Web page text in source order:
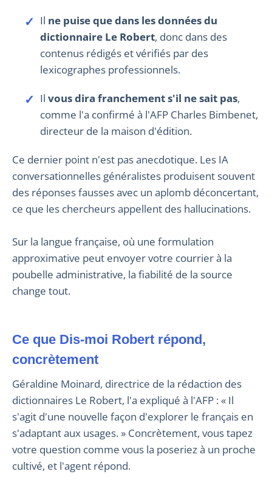
Il ne puise que dans les données du
dictionnaire Le Robert, donc dans des
contenus rédigés et vérifiés par des
lexicographes professionnels.
Il vous dira franchement s'il ne sait pas,
comme l'a confirmé à l'AFP Charles Bimbenet,
directeur de la maison d'édition.
Ce dernier point n'est pas anecdotique. Les IA
conversationnelles généralistes produisent souvent
des réponses fausses avec un aplomb déconcertant,
ce que les chercheurs appellent des hallucinations.
Sur la langue française, où une formulation
approximative peut envoyer votre courrier à la
poubelle administrative, la fiabilité de la source
change tout.
Ce que Dis-moi Robert répond,
concrètement
Géraldine Moinard, directrice de la rédaction des
dictionnaires Le Robert, l'a expliqué à l'AFP : « Il
s'agit d'une nouvelle façon d'explorer le français en
s'adaptant aux usages. » Concrètement, vous tapez
votre question comme vous la poseriez à un proche
cultivé, et l'agent répond.